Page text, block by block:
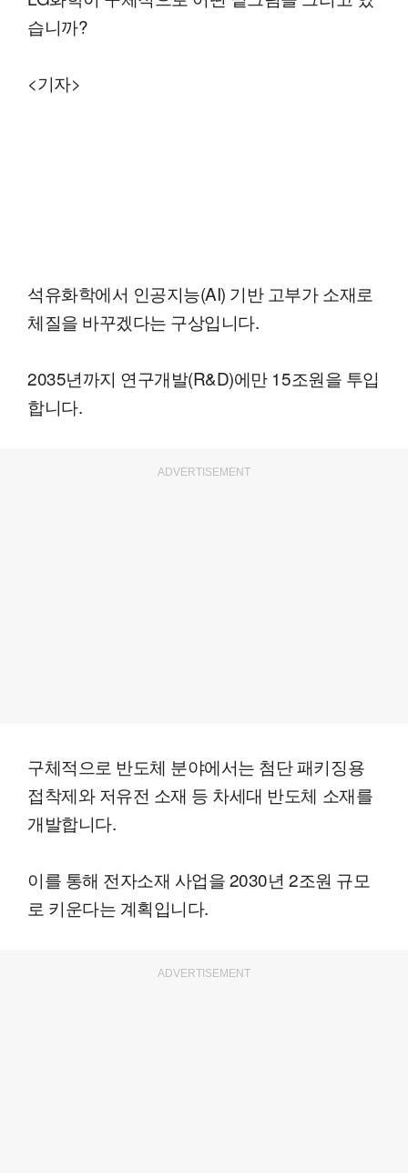
습니까?
<기자>
석유화학에서 인공지능(AI) 기반 고부가 소재로
체질을 바꾸겠다는 구상입니다.
2035년까지 연구개발(R&D)에만 15조원을 투입
합니다.
ADVERTISEMENT
구체적으로 반도체 분야에서는 첨단 패키징용
접착제와 저유전 소재 등 차세대 반도체 소재를
개발합니다.
이를 통해 전자소재 사업을 2030년 2조원 규모
로 키운다는 계획입니다.
ADVERTISEMENT